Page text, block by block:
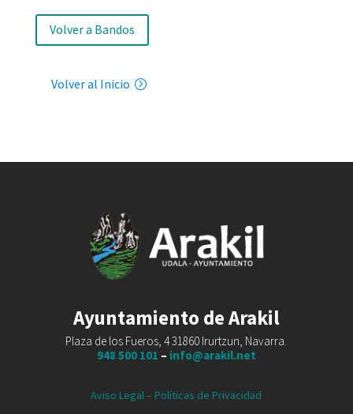
Volver a Bandos
Volver al Inicio
Ayuntamiento de Arakil
Plaza de los Fueros, 4 31860 Irurtzun, Navarra.
948 500 101 – info@arakil.net
Aviso Legal– Políticas de Privacidad